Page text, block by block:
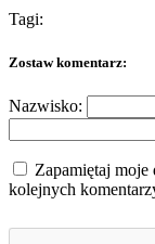
Tagi:
Zostaw komentarz:
Nazwisko:
Zapamiętaj moje
kolejnych